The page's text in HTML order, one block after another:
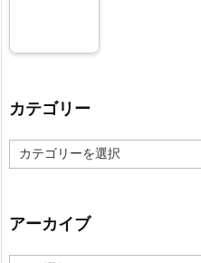
カテゴリー
テ
ー
アーカイブ